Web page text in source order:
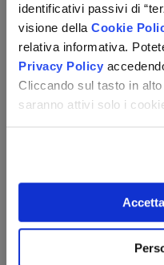
identificativi passivi di
visione della Cookie
relativa informativa.
Privacy Policy
Cliccando sul tasto in alto
saranno attivi solo i
Isole Tremiti
navigazione.
Partendo da nord la
èMarina di Montenero
frastagliata con acque
poco affollata è ideale
vacanza tranquilla in
Proseguendo verso
Marina, dalla spiaggia
che si estende per
incontaminata.
fondali bassi e soffici, è